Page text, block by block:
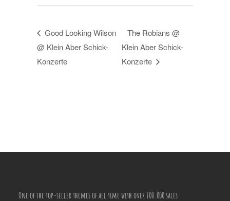
Good Looking Wilson
@ Klein Aber Schick-
Konzerte
The Robians @
Klein Aber Schick-
Konzerte
One of the top-seller themes of all time with over 100.000 sales